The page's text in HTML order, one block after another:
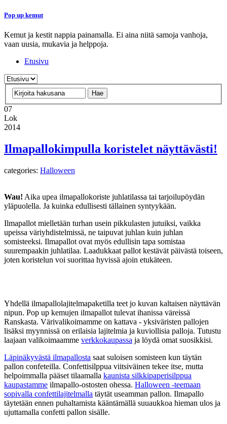
Pop up kemut
Kemut ja kestit nappia painamalla. Ei aina niitä samoja vanhoja,
vaan uusia, mukavia ja helppoja.
Etusivu
07
Lok
2014
Ilmapallokimpulla koristelet näyttävästi!
categories: Halloween
Wau! Aika upea ilmapallokoriste juhlatilassa tai tarjoilupöydän
yläpuolella. Ja kuinka edullisesti tällainen syntyykään.
Ilmapallot mielletään turhan usein pikkulasten jutuiksi, vaikka
upeissa väriyhdistelmissä, ne taipuvat juhlan kuin juhlan
somisteeksi. Ilmapallot ovat myös edullisin tapa somistaa
suurempaakin juhlatilaa. Laadukkaat pallot kestävät päivästä toiseen,
joten koristelun voi suorittaa hyvissä ajoin etukäteen.
Yhdellä ilmapallolajitelmapaketilla teet jo kuvan kaltaisen näyttävän
nipun. Pop up kemujen ilmapallot tulevat ihanissa väreissä
Ranskasta. Värivalikoimamme on kattava - yksiväristen pallojen
lisäksi myynnissä on erilaisia lajitelmia ja kuviollisia palloja. Tutustu
laajaan valikoimaamme verkkokaupassa ja löydä omat suosikkisi.
Läpinäkyvästä ilmapallosta saat suloisen somisteen kun täytän
pallon confeteilla. Confettisilppua viitsiväinen tekee itse, mutta
helpoimmalla pääset tilaamalla kaunista silkkipaperisilppua
kaupastamme ilmapallo-ostosten ohessa. Halloween -teemaan
sopivalla confettilajitelmalla täytät useamman pallon. Ilmapallo
täytetään ennen puhaltamista kääntämällä suuaukkoa hieman ulos ja
ujuttamalla confetti pallon sisälle.